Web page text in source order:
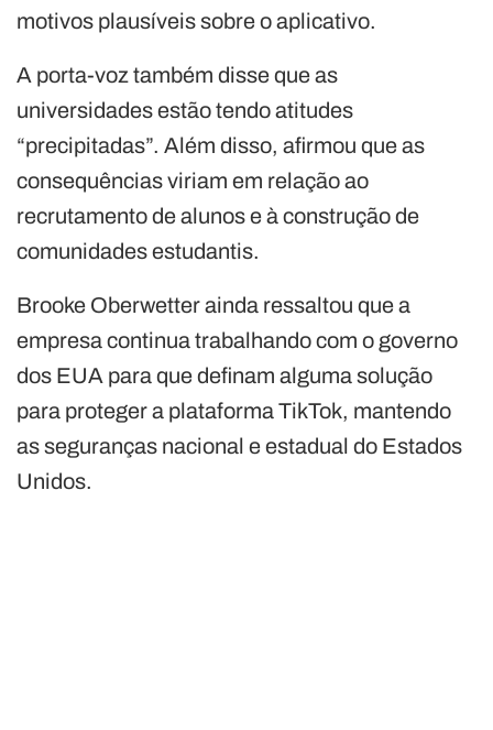
motivos plausíveis sobre o aplicativo.
A porta-voz também disse que as
universidades estão tendo atitudes
“precipitadas”. Além disso, afirmou que as
consequências viriam em relação ao
recrutamento de alunos e à construção de
comunidades estudantis.
Brooke Oberwetter ainda ressaltou que a
empresa continua trabalhando com o governo
dos EUA para que definam alguma solução
para proteger a plataforma TikTok, mantendo
as seguranças nacional e estadual do Estados
Unidos.